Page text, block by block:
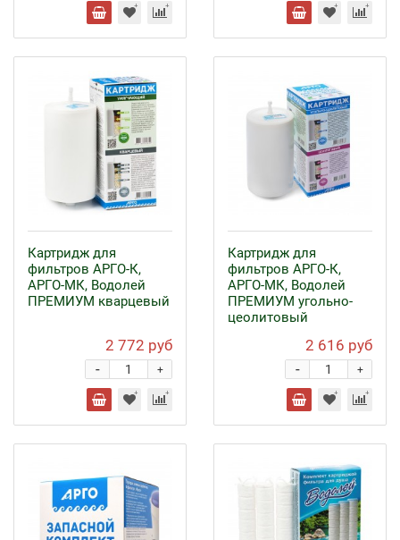
Картридж для
фильтров АРГО-К,
АРГО-МК, Водолей
ПРЕМИУМ кварцевый
2 772 руб
+
-
Картридж для
фильтров АРГО-К,
АРГО-МК, Водолей
ПРЕМИУМ угольно-
цеолитовый
2 616 руб
+
-